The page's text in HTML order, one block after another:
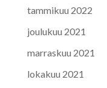
tammikuu 2022
joulukuu 2021
marraskuu 2021
lokakuu 2021